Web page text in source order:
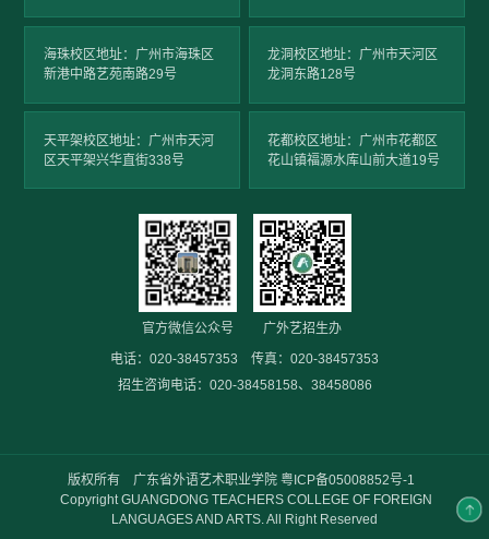
海珠校区地址：广州市海珠区
新港中路艺苑南路29号
龙洞校区地址：广州市天河区
龙洞东路128号
天平架校区地址：广州市天河
区天平架兴华直街338号
花都校区地址：广州市花都区
花山镇福源水库山前大道19号
官方微信公众号 广外艺招生办
电话：020-38457353 传真：020-38457353
招生咨询电话：020-38458158、38458086
版权所有 广东省外语艺术职业学院 粤ICP备05008852号-1
Copyright GUANGDONG TEACHERS COLLEGE OF FOREIGN
LANGUAGES AND ARTS. All Right Reserved